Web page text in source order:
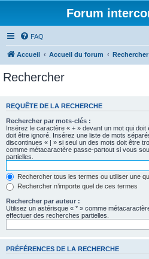
Forum
FAQ
Accueil Accueil du forum Rechercher
Rechercher
REQUÊTE DE LA RECHERCHE
Rechercher par mots-clés :
Insérez le caractère « + » devant un mot qui
doit être ignoré. Insérez une liste de mots
discontinues « | » si seul un des mots doit être
comme métacaractère passe-partout si vous
partielles.
Rechercher tous les termes ou utiliser une
Rechercher n’importe quel de ces termes
Rechercher par auteur :
Utilisez un astérisque « * » comme
effectuer des recherches partielles.
PRÉFÉRENCES DE LA RECHERCHE